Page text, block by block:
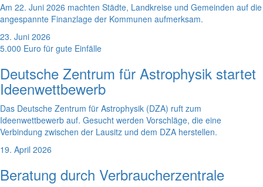
Am 22. Juni 2026 machten Städte, Landkreise und Gemeinden auf die
angespannte Finanzlage der Kommunen aufmerksam.
23. Juni 2026
5.000 Euro für gute Einfälle
Deutsche Zentrum für Astrophysik startet
Ideenwettbewerb
Das Deutsche Zentrum für Astrophysik (DZA) ruft zum
Ideenwettbewerb auf. Gesucht werden Vorschläge, die eine
Verbindung zwischen der Lausitz und dem DZA herstellen.
19. April 2026
Beratung durch Verbraucherzentrale